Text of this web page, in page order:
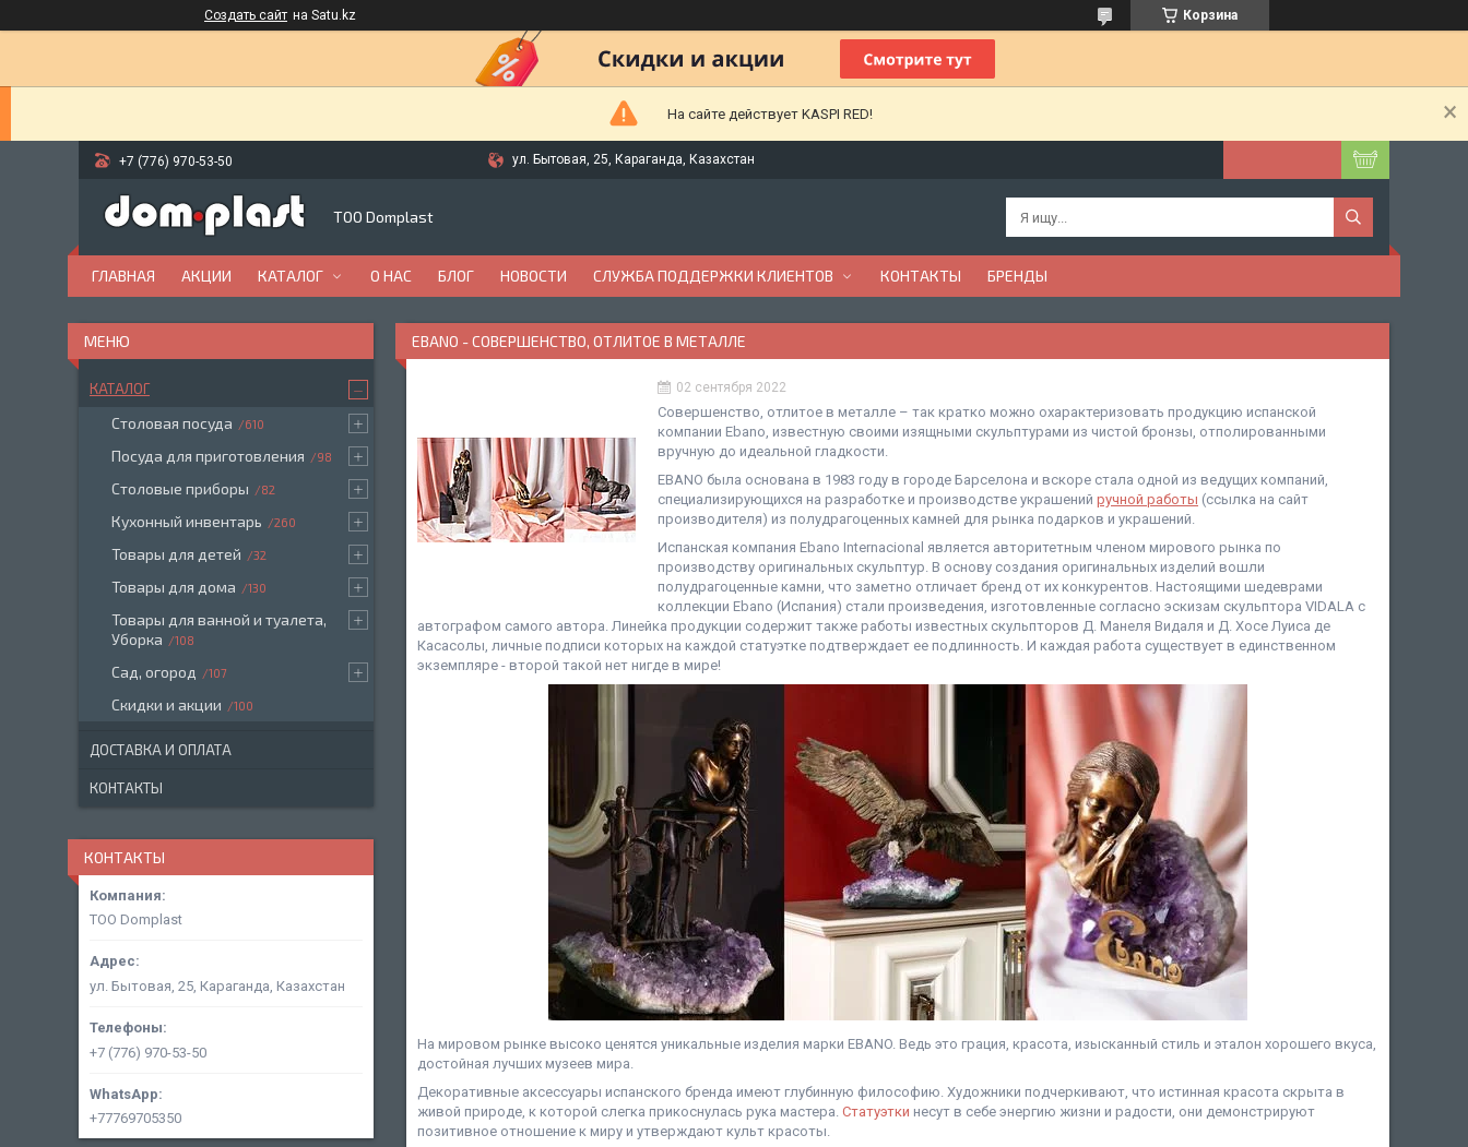
Создать сайт на Satu.kz Корзина
На сайте действует KASPI RED!
+7 (776) 970-53-50 ул. Бытовая, 25, Караганда, Казахстан
ТОО Domplast
ГЛАВНАЯ АКЦИИ КАТАЛОГ О НАС БЛОГ НОВОСТИ СЛУЖБА ПОДДЕРЖКИ КЛИЕНТОВ КОНТАКТЫ БРЕНДЫ
EBANO - СОВЕРШЕНСТВО, ОТЛИТОЕ В МЕТАЛЛЕ
02 сентября 2022
Совершенство, отлитое в металле – так кратко можно охарактеризовать продукцию испанской
компании Еbano, известную своими изящными скульптурами из чистой бронзы, отполированными
вручную до идеальной гладкости.
EBANO была основана в 1983 году в городе Барселона и вскоре стала одной из ведущих компаний,
специализирующихся на разработке и производстве украшений ручной работы (ссылка на сайт
производителя) из полудрагоценных камней для рынка подарков и украшений.
Испанская компания Ebano Internacional является авторитетным членом мирового рынка по
производству оригинальных скульптур. В основу создания оригинальных изделий вошли
полудрагоценные камни, что заметно отличает бренд от их конкурентов. Настоящими шедеврами
коллекции Еbano (Испания) стали произведения, изготовленные согласно эскизам скульптора VIDALA с
автографом самого автора. Линейка продукции содержит также работы известных скульпторов Д. Манеля Видаля и Д. Хосе Луиса де
Касасолы, личные подписи которых на каждой статуэтке подтверждает ее подлинность. И каждая работа существует в единственном
экземпляре - второй такой нет нигде в мире!
На мировом рынке высоко ценятся уникальные изделия марки EBANO. Ведь это грация, красота, изысканный стиль и эталон хорошего вкуса,
достойная лучших музеев мира.
Декоративные аксессуары испанского бренда имеют глубинную философию. Художники подчеркивают, что истинная красота скрыта в
живой природе, к которой слегка прикоснулась рука мастера. Статуэтки несут в себе энергию жизни и радости, они демонстрируют
позитивное отношение к миру и утверждают культ красоты.
КАТАЛОГ
Столовая посуда 610
Посуда для приготовления 98
Столовые приборы 82
Кухонный инвентарь 260
Товары для детей 32
Товары для дома 130
Товары для ванной и туалета,
Уборка
108
Сад, огород 107
Скидки и акции 100
ДОСТАВКА И ОПЛАТА
КОНТАКТЫ
КОНТАКТЫ
ТОО Domplast
ул. Бытовая, 25, Караганда, Казахстан
+7 (776) 970-53-50
+77769705350